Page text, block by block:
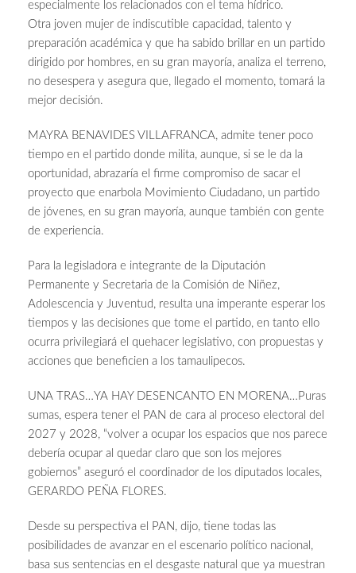
especialmente los relacionados con el tema hídrico.
Otra joven mujer de indiscutible capacidad, talento y
preparación académica y que ha sabido brillar en un partido
dirigido por hombres, en su gran mayoría, analiza el terreno,
no desespera y asegura que, llegado el momento, tomará la
mejor decisión.
MAYRA BENAVIDES VILLAFRANCA, admite tener poco
tiempo en el partido donde milita, aunque, si se le da la
oportunidad, abrazaría el firme compromiso de sacar el
proyecto que enarbola Movimiento Ciudadano, un partido
de jóvenes, en su gran mayoría, aunque también con gente
de experiencia.
Para la legisladora e integrante de la Diputación
Permanente y Secretaria de la Comisión de Niñez,
Adolescencia y Juventud, resulta una imperante esperar los
tiempos y las decisiones que tome el partido, en tanto ello
ocurra privilegiará el quehacer legislativo, con propuestas y
acciones que beneficien a los tamaulipecos.
UNA TRAS…YA HAY DESENCANTO EN MORENA…Puras
sumas, espera tener el PAN de cara al proceso electoral del
2027 y 2028, “volver a ocupar los espacios que nos parece
debería ocupar al quedar claro que son los mejores
gobiernos” aseguró el coordinador de los diputados locales,
GERARDO PEÑA FLORES.
Desde su perspectiva el PAN, dijo, tiene todas las
posibilidades de avanzar en el escenario político nacional,
basa sus sentencias en el desgaste natural que ya muestran